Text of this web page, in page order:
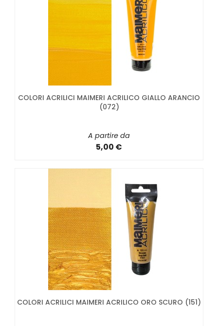
COLORI ACRILICI MAIMERI ACRILICO GIALLO ARANCIO
(072)
A partire da
5,00 €
COLORI ACRILICI MAIMERI ACRILICO ORO SCURO (151)